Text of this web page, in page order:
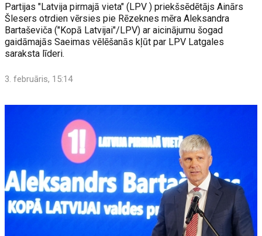
Partijas "Latvija pirmajā vieta" (LPV ) priekšsēdētājs Ainārs
Šlesers otrdien vērsies pie Rēzeknes mēra Aleksandra
Bartaševiča ("Kopā Latvijai"/LPV) ar aicinājumu šogad
gaidāmajās Saeimas vēlēšanās kļūt par LPV Latgales
saraksta līderi.
3. februāris, 15:14